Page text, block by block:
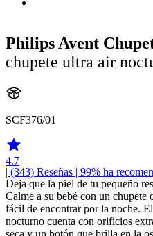
Philips Avent
chupete ultra air
SCF376/01
4.7
| (343) Reseñas | 99% ha
Deja que la piel de tu pequeño
Calme a su bebé con un chupete
fácil de encontrar por la noche.
nocturno cuenta con orificios